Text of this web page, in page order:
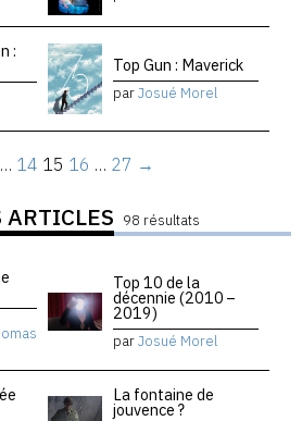
:
Top Gun : Maverick
parJosué Morel
… 14 15 16 … 27 →
ARTICLES 98 résultats
Top 10 de la
décennie (2010 –
2019)
parJosué Morel
La fontaine de
jouvence ?